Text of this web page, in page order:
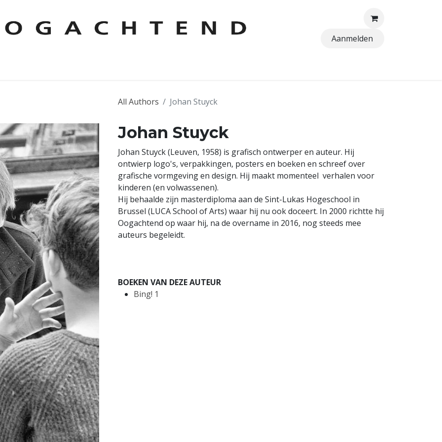
Aanmelden
All Authors Johan Stuyck
Johan Stuyck
Johan Stuyck (Leuven, 1958) is grafisch ontwerper en auteur. Hij
ontwierp logo's, verpakkingen, posters en boeken en schreef over
grafische vormgeving en design. Hij maakt momenteel verhalen voor
kinderen (en volwassenen).
Hij behaalde zijn masterdiploma aan de Sint-Lukas Hogeschool in
Brussel (LUCA School of Arts) waar hij nu ook doceert. In 2000 richtte hij
Oogachtend op waar hij, na de overname in 2016, nog steeds mee
auteurs begeleidt.
BOEKEN VAN DEZE AUTEUR
Bing! 1